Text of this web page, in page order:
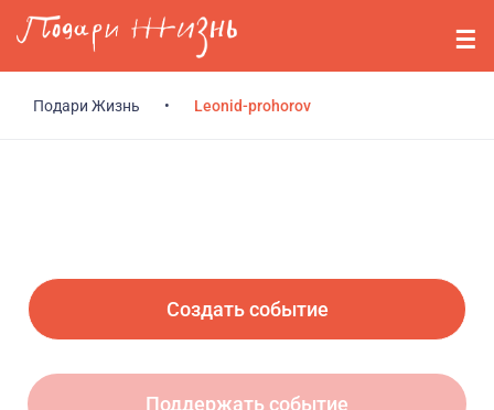
Перейти к основному содержанию
События
Войти
Подари Жизнь • Leonid-prohorov
Создать событие
Поддержать событие